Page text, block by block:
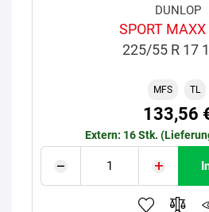
DUNLOP
SPORT MAXX
225/55 R 17
MFS TL
133,56
Extern: 16 Stk.